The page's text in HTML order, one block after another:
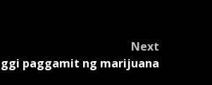
Next
paggamit ng marijuana